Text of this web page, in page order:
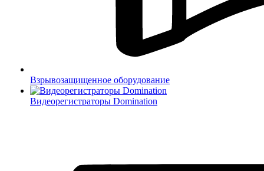
Взрывозащищенное оборудование
Видеорегистраторы Domination